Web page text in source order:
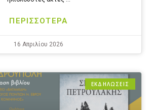
ΠΕΡΙΣΣΟΤΕΡΑ
16 Απριλίου 2026
ΕΚΔΗΛΩΣΕΙΣ